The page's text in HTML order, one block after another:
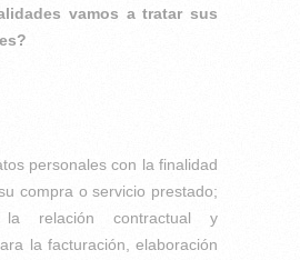
vamos a tratar sus
personales con la finalidad
compra o servicio prestado;
relación contractual y
la facturación, elaboración